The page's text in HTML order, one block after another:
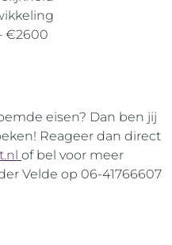
€2600
eisen? Dan ben jij
Reageer dan direct
of bel voor meer
Velde op 06-41766607